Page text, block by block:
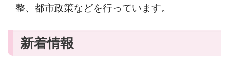
整、都市政策などを行っています。
新着情報